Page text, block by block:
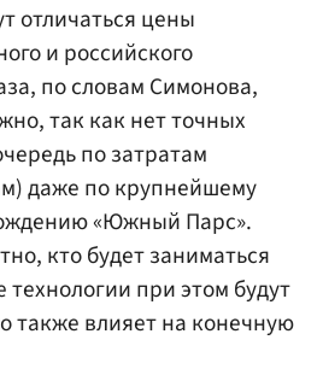
отличаться цены
и российского
по словам Симонова,
так как нет точных
по затратам
даже по крупнейшему
«Южный Парс».
кто будет заниматься
при этом будут
также влияет на конечную